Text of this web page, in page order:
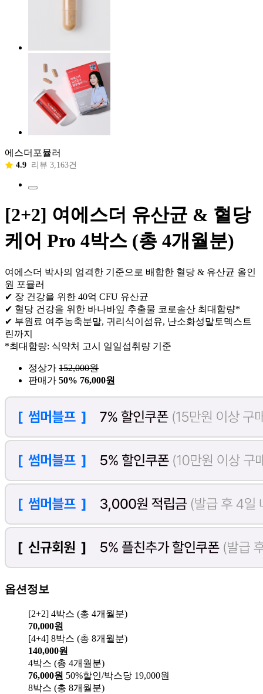
에스더포뮬러
4.9 리뷰 3,163건
[2+2] 여에스더 유산균 & 혈당
케어 Pro 4박스 (총 4개월분)
여에스더 박사의 엄격한 기준으로 배합한 혈당 & 유산균 올인
원 포뮬러
✔ 장 건강을 위한 40억 CFU 유산균
✔ 혈당 건강을 위한 바나바잎 추출물 코로솔산 최대함량*
✔ 부원료 여주농축분말, 귀리식이섬유, 난소화성말토덱스트
린까지
*최대함량: 식약처 고시 일일섭취량 기준
정상가 152,000원
판매가 50% 76,000원
옵션정보
[2+2] 4박스 (총 4개월분)
70,000원
[4+4] 8박스 (총 8개월분)
140,000원
4박스 (총 4개월분)
76,000원 50%할인/박스당 19,000원
8박스 (총 8개월분)